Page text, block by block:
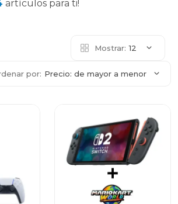
artículos para ti!
Mostrar: 12
por: Precio: de mayor a menor